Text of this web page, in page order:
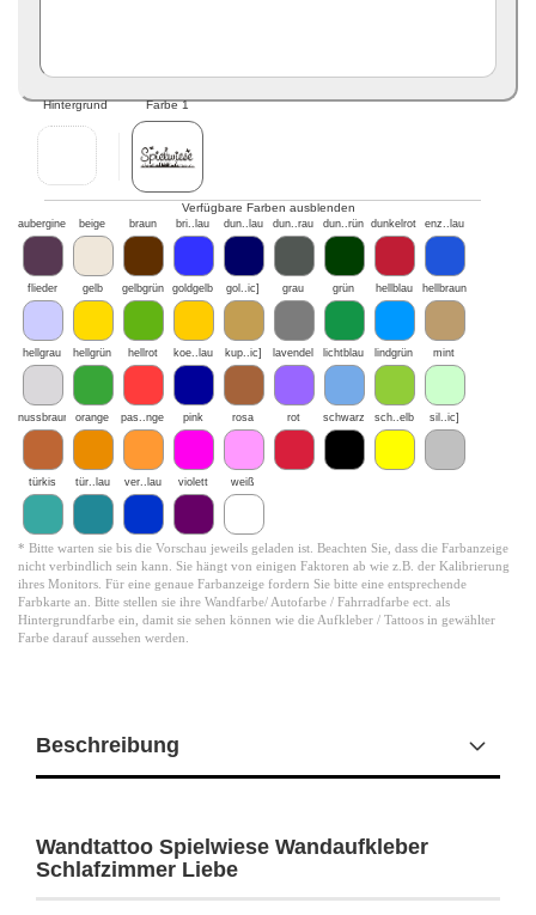
Hintergrund Farbe 1
Verfügbare Farben ausblenden
aubergine beige braun bri..lau dun..lau dun..rau dun..rün dunkelrot enz..lau
flieder gelb gelbgrün goldgelb gol..ic] grau grün hellblau hellbraun
hellgrau hellgrün hellrot koe..lau kup..ic] lavendel lichtblau lindgrün mint
nussbraun orange pas..nge pink rosa rot schwarz sch..elb sil..ic]
türkis tür..lau ver..lau violett weiß
* Bitte warten sie bis die Vorschau jeweils geladen ist. Beachten Sie, dass die Farbanzeige
nicht verbindlich sein kann. Sie hängt von einigen Faktoren ab wie z.B. der Kalibrierung
ihres Monitors. Für eine genaue Farbanzeige fordern Sie bitte eine entsprechende
Farbkarte an. Bitte stellen sie ihre Wandfarbe/ Autofarbe / Fahrradfarbe ect. als
Hintergrundfarbe ein, damit sie sehen können wie die Aufkleber / Tattoos in gewählter
Farbe darauf aussehen werden.
Beschreibung
Wandtattoo Spielwiese Wandaufkleber
Schlafzimmer Liebe